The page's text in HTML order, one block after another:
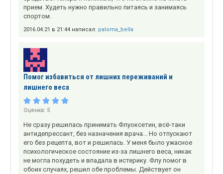
прием. Худеть нужно правильно питаясь и занимаясь
спортом.
2016.04.21 в 21:44 написал: paloma_bella
Помог избавиться от лишних переживаний и
лишнего веса
Оценка: 5
Не сразу решилась принимать Флуоксетин, всё-таки
антидепрессант, без назначения врача... Но отпускают
его без рецепта, вот и решилась. У меня было ужасное
психологическое состояние из-за лишнего веса, никак
не могла похудеть и впадала в истерику. Флу помог в
обоих случаях, решил обе проблемы. Действует он